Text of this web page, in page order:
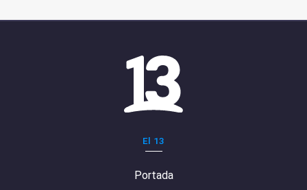
El 13
Portada